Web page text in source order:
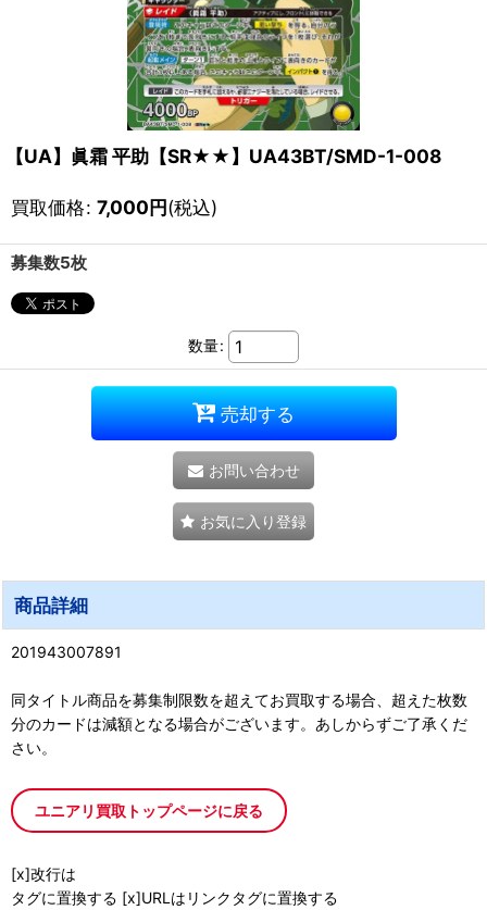
【UA】眞霜 平助【SR★★】UA43BT/SMD-1-008
買取価格: 7,000円(税込)
募集数5枚
数量:
売却する
お問い合わせ
お気に入り登録
商品詳細
201943007891
同タイトル商品を募集制限数を超えてお買取する場合、超えた枚数
分のカードは減額となる場合がございます。あしからずご了承くだ
さい。
ユニアリ買取トップページに戻る
[x]改行は
タグに置換する [x]URLはリンクタグに置換する